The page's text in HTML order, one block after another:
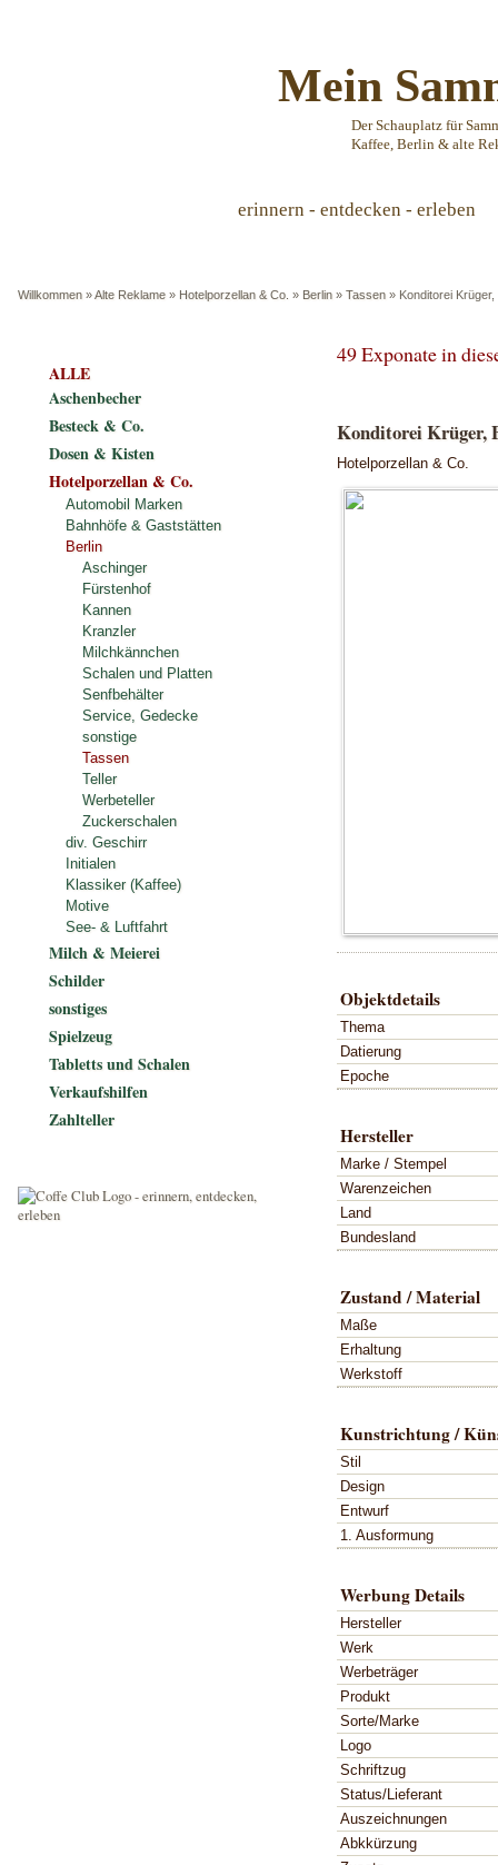
Mein
Der Schauplatz für
Kaffee, Berlin & alte
erinnern - entdecken - erleben
Willkommen »Alte Reklame » Hotelporzellan & Co. » Berlin » Tassen » Konditorei
49 Exponate in
Konditorei Krüger,
Hotelporzellan & Co.
Objektdetails
Thema
Datierung
Epoche
Hersteller
Marke / Stempel
Warenzeichen
Land
Bundesland
Zustand / Material
Maße
Erhaltung
Werkstoff
Kunstrichtung /
Stil
Design
Entwurf
1. Ausformung
Werbung Details
Hersteller
Werk
Werbeträger
Produkt
Sorte/Marke
Logo
Schriftzug
Status/Lieferant
Auszeichnungen
Abkkürzung
ALLE
Aschenbecher
Besteck & Co.
Dosen & Kisten
Hotelporzellan & Co.
Automobil Marken
Bahnhöfe & Gaststätten
Berlin
Aschinger
Fürstenhof
Kannen
Kranzler
Milchkännchen
Schalen und Platten
Senfbehälter
Service, Gedecke
sonstige
Tassen
Teller
Werbeteller
Zuckerschalen
div. Geschirr
Initialen
Klassiker (Kaffee)
Motive
See- & Luftfahrt
Milch & Meierei
Schilder
sonstiges
Spielzeug
Tabletts und Schalen
Verkaufshilfen
Zahlteller